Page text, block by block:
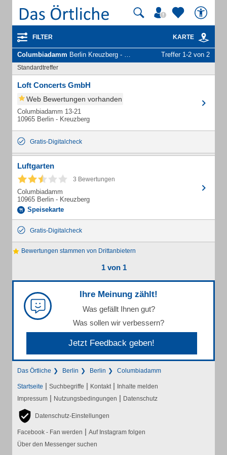
FILTER KARTE
Columbiadamm Berlin Kreuzberg - Unternehmen und Personen Treffer 1-2 von 2
Standardtreffer
Loft Concerts GmbH
Web Bewertungen vorhanden
Columbiadamm 13-21
10965 Berlin - Kreuzberg
Gratis-Digitalcheck
Luftgarten
3 Bewertungen
Columbiadamm
10965 Berlin - Kreuzberg
Speisekarte
Gratis-Digitalcheck
Bewertungen stammen von Drittanbietern
1 von 1
Ihre Meinung zählt!
Was gefällt Ihnen gut?
Was sollen wir verbessern?
Jetzt Feedback geben!
Das Örtliche Berlin Berlin Columbiadamm
Startseite | Suchbegriffe | Kontakt | Inhalte melden
Impressum | Nutzungsbedingungen | Datenschutz
Datenschutz-Einstellungen
Facebook - Fan werden | Auf Instagram folgen
Über den Messenger suchen